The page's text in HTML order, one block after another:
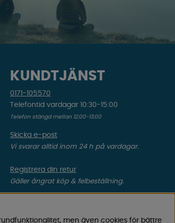
KUNDTJÄNST
0171-105570
Telefontid vardagar 10:30-15:00
Telefon stängd mellan 12:00-13:00
Skicka e-post
Vi svarar alltid inom 24 h på vardagar.
Registrera din retur
Gäller ångrat köp & felbeställning.
Gäller defekt vara, transportskada etc.
men även cookies för bättre